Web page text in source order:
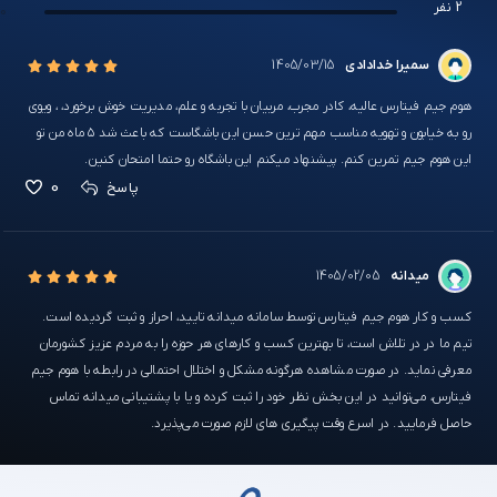
2 نفر
0
سمیرا خدادادی 1405/03/15
هوم جیم فیتارس عالیه، کادر مجرب، مربیان با تجربه و علم، مدیریت خوش برخورد، ، ویوی
رو به خیابون و تهویه مناسب مهم ترین حسن این باشگاست که باعث شد ۵ ماه من تو
این هوم جیم تمرین کنم. پیشنهاد میکنم این باشگاه رو حتما امتحان کنین.
پاسخ 0
میدانه 1405/02/05
کسب و کار هوم جیم فیتارس توسط سامانه میدانه تایید، احراز و ثبت گردیده است.
تیم ما در در تلاش است، تا بهترین کسب و کارهای هر حوزه را به مردم عزیز کشورمان
معرفی نماید. در صورت مشاهده هرگونه مشکل و اختلال احتمالی در رابطه با هوم جیم
فیتارس، می‌توانید در این بخش نظر خود را ثبت کرده و یا با پشتیبانی میدانه تماس
حاصل فرمایید. در اسرع وقت پیگیری های لازم صورت می‌پذیرد.